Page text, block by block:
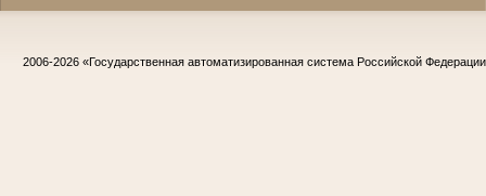
2006-2026 «Государственная автоматизированная система Российской